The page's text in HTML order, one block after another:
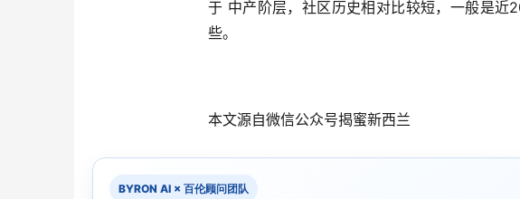
于 中产阶层，社区历史相对比较短，一般是
些。
本文源自微信公众号揭蜜新西兰
BYRON AI × 百伦顾问团队